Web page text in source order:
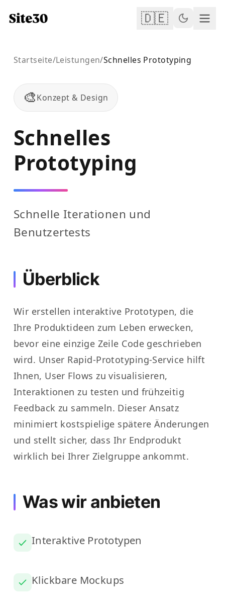
🇩🇪
Startseite/Leistungen/Schnelles Prototyping
🎨Konzept & Design
Schnelles
Prototyping
Schnelle Iterationen und
Benutzertests
Überblick
Wir erstellen interaktive Prototypen, die
Ihre Produktideen zum Leben erwecken,
bevor eine einzige Zeile Code geschrieben
wird. Unser Rapid-Prototyping-Service hilft
Ihnen, User Flows zu visualisieren,
Interaktionen zu testen und frühzeitig
Feedback zu sammeln. Dieser Ansatz
minimiert kostspielige spätere Änderungen
und stellt sicher, dass Ihr Endprodukt
wirklich bei Ihrer Zielgruppe ankommt.
Was wir anbieten
Interaktive Prototypen
Klickbare Mockups